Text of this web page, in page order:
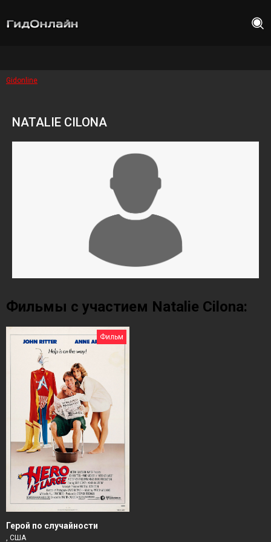
Gidonline
NATALIE CILONA
Фильмы с участием Natalie Cilona:
Фильм
Герой по случайности
, США